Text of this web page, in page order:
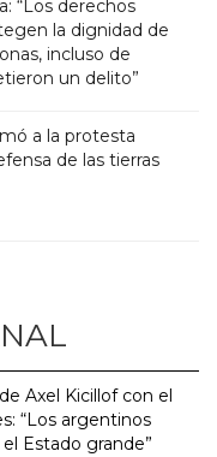
“Los derechos
la dignidad de
incluso de
un delito”
a la protesta
de las tierras
Axel Kicillof con el
“Los argentinos
Estado grande”